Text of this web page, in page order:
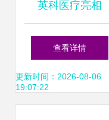
英科医疗亮相
2021CMEF 全系列
产品开启行业医疗
查看详情
更新时间：2026-08-06
19:07:22